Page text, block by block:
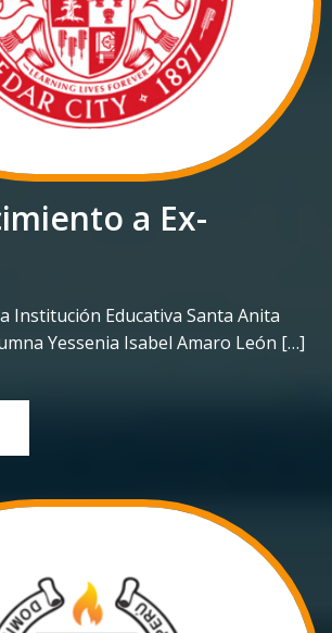
a Ex-
Institución Educativa Santa Anita
Yessenia Isabel Amaro León […]